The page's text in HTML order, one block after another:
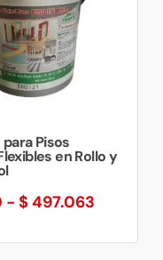
Pisos
en Rollo y
- $ 497.063
precios: